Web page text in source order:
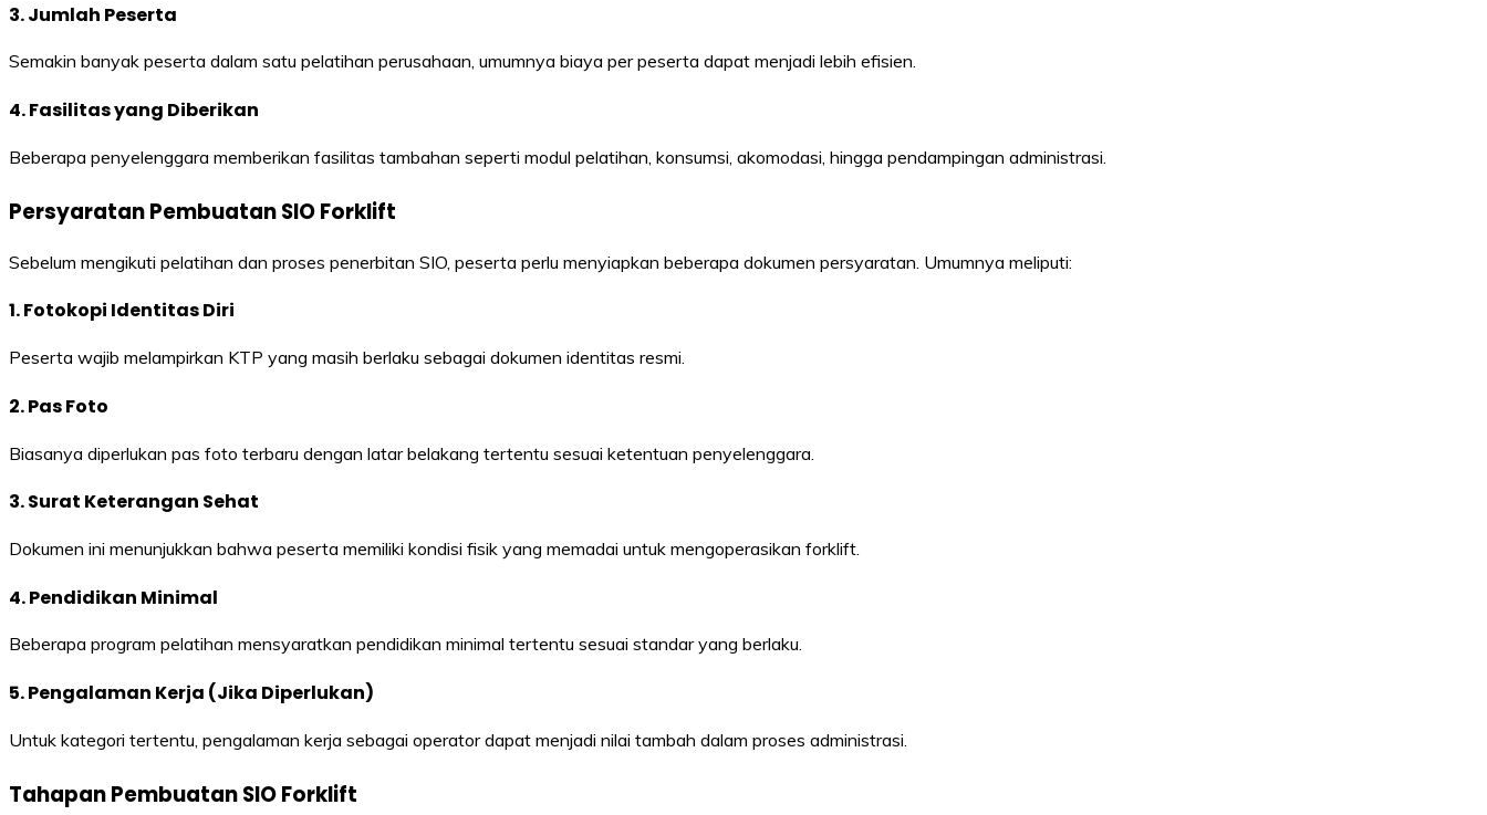
3. Jumlah Peserta
Semakin banyak peserta dalam satu pelatihan perusahaan, umumnya biaya per peserta dapat menjadi lebih efisien.
4. Fasilitas yang Diberikan
Beberapa penyelenggara memberikan fasilitas tambahan seperti modul pelatihan, konsumsi, akomodasi, hingga pendampingan administrasi.
Persyaratan Pembuatan SIO Forklift
Sebelum mengikuti pelatihan dan proses penerbitan SIO, peserta perlu menyiapkan beberapa dokumen persyaratan. Umumnya meliputi:
1. Fotokopi Identitas Diri
Peserta wajib melampirkan KTP yang masih berlaku sebagai dokumen identitas resmi.
2. Pas Foto
Biasanya diperlukan pas foto terbaru dengan latar belakang tertentu sesuai ketentuan penyelenggara.
3. Surat Keterangan Sehat
Dokumen ini menunjukkan bahwa peserta memiliki kondisi fisik yang memadai untuk mengoperasikan forklift.
4. Pendidikan Minimal
Beberapa program pelatihan mensyaratkan pendidikan minimal tertentu sesuai standar yang berlaku.
5. Pengalaman Kerja (Jika Diperlukan)
Untuk kategori tertentu, pengalaman kerja sebagai operator dapat menjadi nilai tambah dalam proses administrasi.
Tahapan Pembuatan SIO Forklift